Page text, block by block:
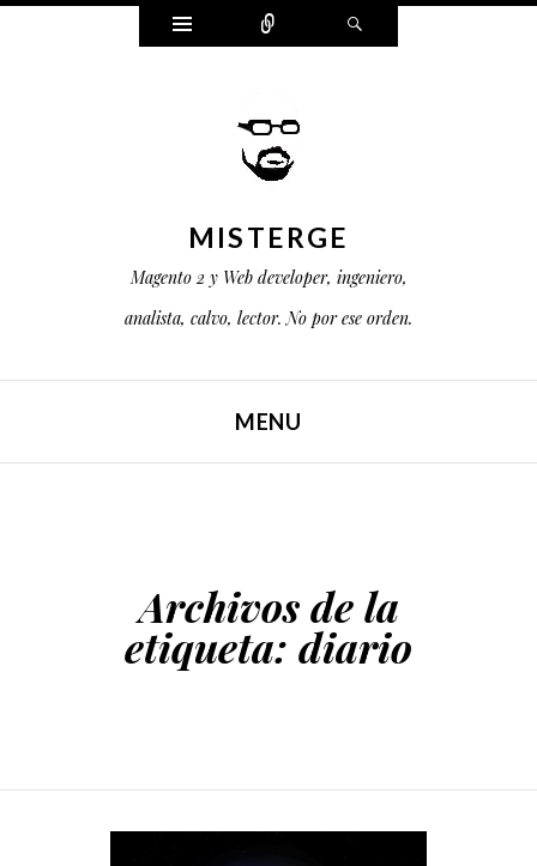
Widgets Connect
MISTERGE
Magento 2 y Web developer, ingeniero,
analista, calvo, lector. No por ese orden.
MENU
Archivos de la
etiqueta: diario